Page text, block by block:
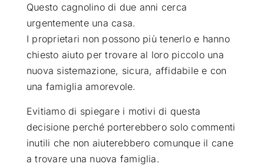
SEMPRE CON ME
Questo cagnolino di due anni cerca
urgentemente una casa.
I proprietari non possono più tenerlo e hanno
chiesto aiuto per trovare al loro piccolo una
nuova sistemazione, sicura, affidabile e con
una famiglia amorevole.
Evitiamo di spiegare i motivi di questa
decisione perché porterebbero solo commenti
inutili che non aiuterebbero comunque il cane
a trovare una nuova famiglia.